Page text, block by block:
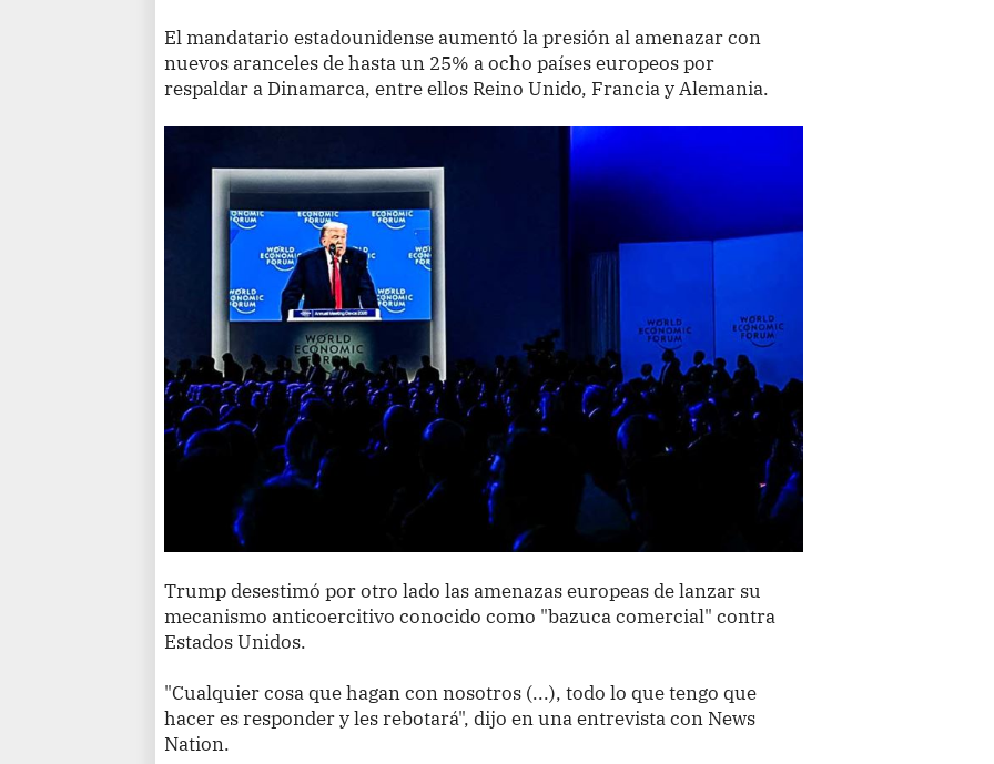
El mandatario estadounidense aumentó la presión al amenazar con
nuevos aranceles de hasta un 25% a ocho países europeos por
respaldar a Dinamarca, entre ellos Reino Unido, Francia y Alemania.
Trump desestimó por otro lado las amenazas europeas de lanzar su
mecanismo anticoercitivo conocido como "bazuca comercial" contra
Estados Unidos.
"Cualquier cosa que hagan con nosotros (...), todo lo que tengo que
hacer es responder y les rebotará", dijo en una entrevista con News
Nation.